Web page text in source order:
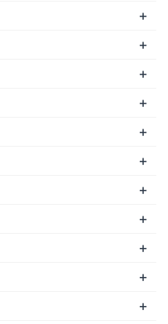
+
+
+
+
+
+
+
+
+
+
+